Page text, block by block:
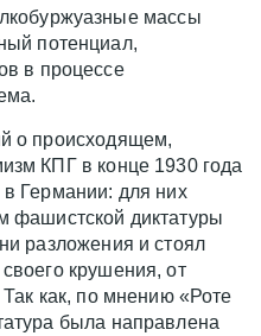
массы
потенциал,
в процессе
о происходящем,
КПГ в конце 1930 года
Германии: для них
фашистской диктатуры
разложения и стоял
крушения, от
как, по мнению «Роте
была направлена